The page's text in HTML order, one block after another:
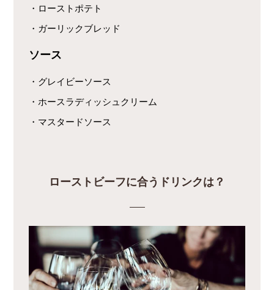
・ローストポテト
・ガーリックブレッド
ソース
・グレイビーソース
・ホースラディッシュクリーム
・マスタードソース
ローストビーフに合うドリンクは？